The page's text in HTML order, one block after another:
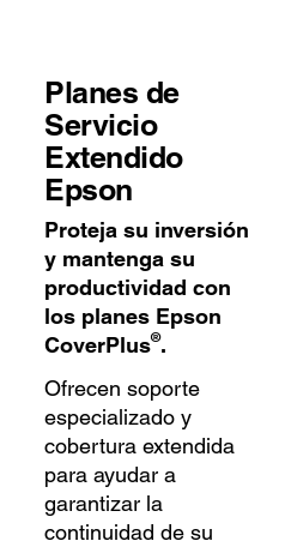
Planes de
Servicio
Extendido
Epson
Proteja su inversión
y mantenga su
productividad con
los planes Epson
CoverPlus®.
Ofrecen soporte
especializado y
cobertura extendida
para ayudar a
garantizar la
continuidad de su